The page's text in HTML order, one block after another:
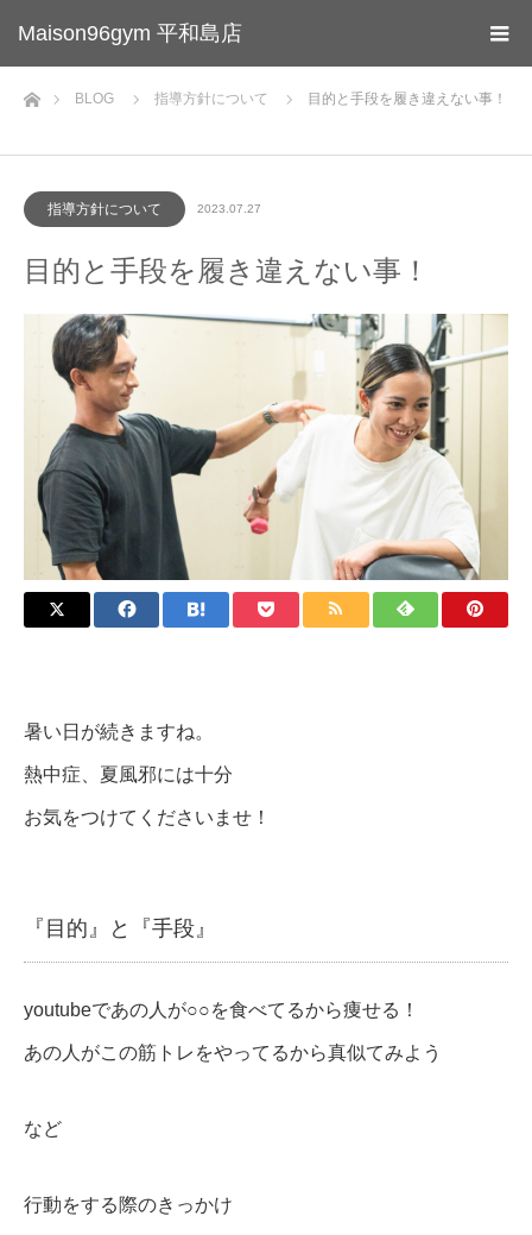
Maison96gym 平和島店
ホームBLOG 指導方針について 目的と手段を履き違えない事！
指導方針について 2023.07.27
目的と手段を履き違えない事！
暑い日が続きますね。
熱中症、夏風邪には十分
お気をつけてくださいませ！
『目的』と『手段』
youtubeであの人が○○を食べてるから痩せる！
あの人がこの筋トレをやってるから真似てみよう
など
行動をする際のきっかけ